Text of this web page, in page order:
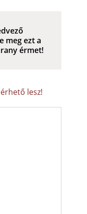
meg ezt a
érmet!
lesz!